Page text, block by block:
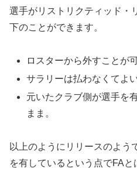
選手がリストリクティッド・
下のことができます。
ロスターから外すことが可
サラリーは払わなくてよ
元いたクラブ側が選手を
まま。
以上のようにリリースのよう
を有しているという点でFAと